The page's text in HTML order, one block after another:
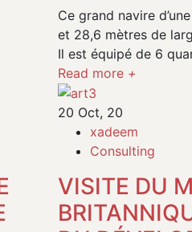
Ce grand navire
et 28,6 mètres de
Il est équipé de 6
Read more +
20 Oct, 20
xadeem
Consulting
VISITE DU